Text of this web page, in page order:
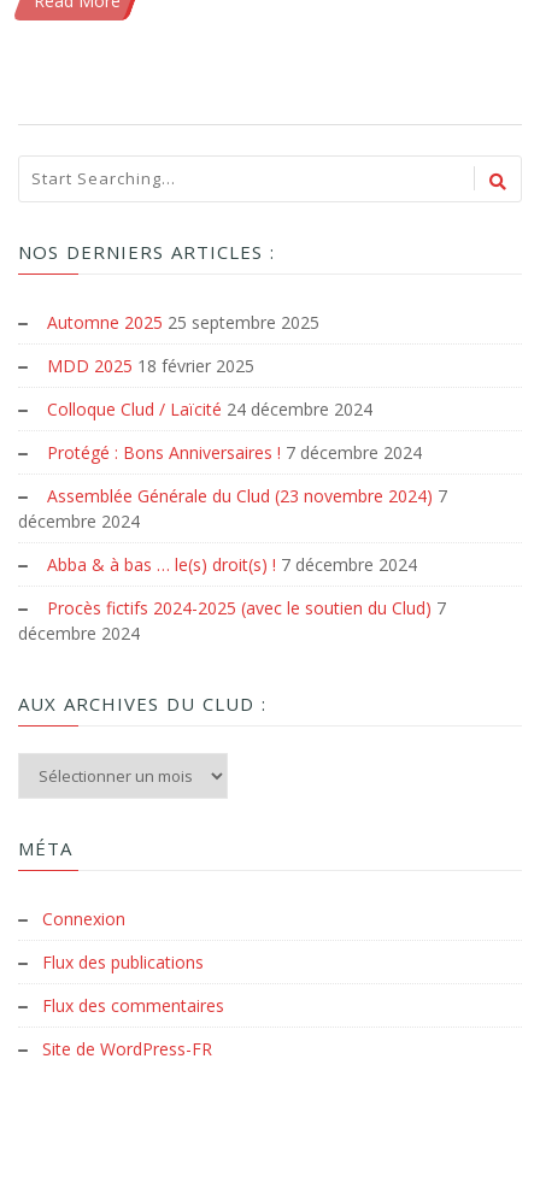
NOS DERNIERS ARTICLES :
Automne 2025 25 septembre 2025
MDD 2025 18 février 2025
Colloque Clud / Laïcité 24 décembre 2024
Protégé : Bons Anniversaires ! 7 décembre 2024
Assemblée Générale du Clud (23 novembre 2024) 7
décembre 2024
Abba & à bas … le(s) droit(s) ! 7 décembre 2024
Procès fictifs 2024-2025 (avec le soutien du Clud) 7
décembre 2024
AUX ARCHIVES DU CLUD :
MÉTA
Connexion
Flux des publications
Flux des commentaires
Site de WordPress-FR